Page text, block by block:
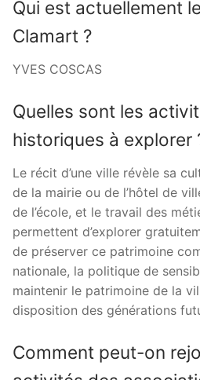
Qui est actuellement
Clamart ?
YVES COSCAS
Quelles sont les
historiques à explorer
Le récit d’une ville révèle sa
de la mairie ou de l’hôtel de
de l’école, et le travail des
permettent d’explorer
de préserver ce patrimoine
nationale, la politique de
maintenir le patrimoine de la
disposition des générations
Comment peut-on